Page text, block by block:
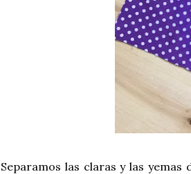
Separamos las claras y las